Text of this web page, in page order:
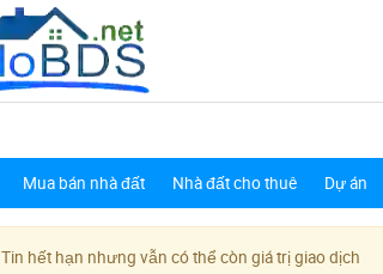
Mua bán nhà đất Nhà đất cho thuê Dự án
Tin hết hạn nhưng vẫn có thể còn giá trị giao dịch